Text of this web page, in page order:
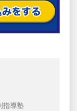
指導塾